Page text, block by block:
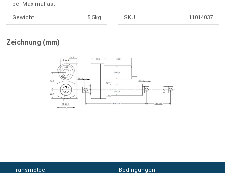
bei Maximallast
Gewicht 5,5kg SKU 11014037
Zeichnung (mm)
Transmotec Bedingungen
Transmotec Bedingungen